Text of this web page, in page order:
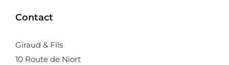
Contact
Giraud & Fils
10 Route de Niort